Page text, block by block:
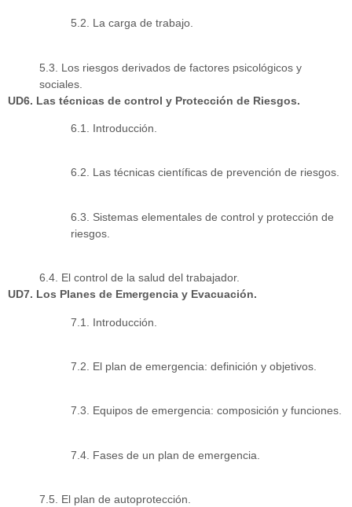
5.2. La carga de trabajo.
5.3. Los riesgos derivados de factores psicológicos y
sociales.
UD6. Las técnicas de control y Protección de Riesgos.
6.1. Introducción.
6.2. Las técnicas científicas de prevención de riesgos.
6.3. Sistemas elementales de control y protección de
riesgos.
6.4. El control de la salud del trabajador.
UD7. Los Planes de Emergencia y Evacuación.
7.1. Introducción.
7.2. El plan de emergencia: definición y objetivos.
7.3. Equipos de emergencia: composición y funciones.
7.4. Fases de un plan de emergencia.
7.5. El plan de autoprotección.